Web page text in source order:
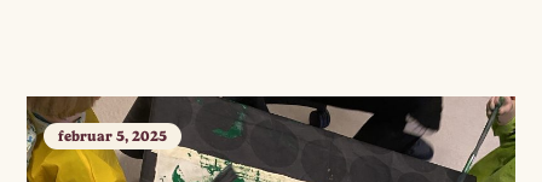
februar 5, 2025